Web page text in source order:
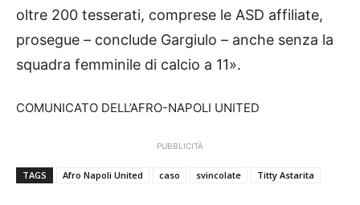
oltre 200 tesserati, comprese le ASD affiliate,
prosegue – conclude Gargiulo – anche senza la
squadra femminile di calcio a 11».
COMUNICATO DELL’AFRO-NAPOLI UNITED
PUBBLICITÀ
TAGS Afro Napoli United caso svincolate Titty Astarita